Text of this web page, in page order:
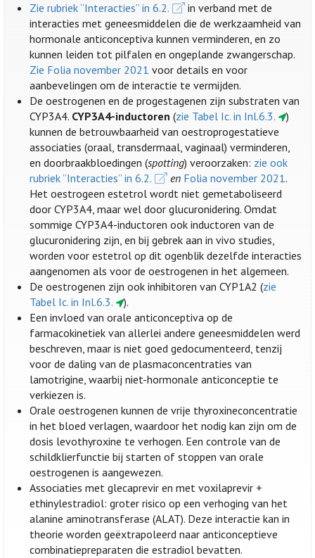
Zie rubriek “Interacties” in 6.2.
in verband met de
interacties met geneesmiddelen die de werkzaamheid van
hormonale anticonceptiva kunnen verminderen, en zo
kunnen leiden tot pilfalen en ongeplande zwangerschap.
Zie Folia november 2021 voor details en voor
aanbevelingen om de interactie te vermijden.
De oestrogenen en de progestagenen zijn substraten van
CYP3A4. CYP3A4-inductoren (zie Tabel Ic. in Inl.6.3.
)
kunnen de betrouwbaarheid van oestroprogestatieve
associaties (oraal, transdermaal, vaginaal) verminderen,
en doorbraakbloedingen (spotting) veroorzaken: zie ook
rubriek ”Interacties” in 6.2.
en Folia november 2021.
Het oestrogeen estetrol wordt niet gemetaboliseerd
door CYP3A4, maar wel door glucuronidering. Omdat
sommige CYP3A4-inductoren ook inductoren van de
glucuronidering zijn, en bij gebrek aan in vivo studies,
worden voor estetrol op dit ogenblik dezelfde interacties
aangenomen als voor de oestrogenen in het algemeen.
De oestrogenen zijn ook inhibitoren van CYP1A2 (zie
Tabel Ic. in Inl.6.3.
).
Een invloed van orale anticonceptiva op de
farmacokinetiek van allerlei andere geneesmiddelen werd
beschreven, maar is niet goed gedocumenteerd, tenzij
voor de daling van de plasmaconcentraties van
lamotrigine, waarbij niet-hormonale anticonceptie te
verkiezen is.
Orale oestrogenen kunnen de vrije thyroxineconcentratie
in het bloed verlagen, waardoor het nodig kan zijn om de
dosis levothyroxine te verhogen. Een controle van de
schildklierfunctie bij starten of stoppen van orale
oestrogenen is aangewezen.
Associaties met glecaprevir en met voxilaprevir +
ethinylestradiol: groter risico op een verhoging van het
alanine aminotransferase (ALAT). Deze interactie kan in
theorie worden geëxtrapoleerd naar anticonceptieve
combinatiepreparaten die estradiol bevatten.